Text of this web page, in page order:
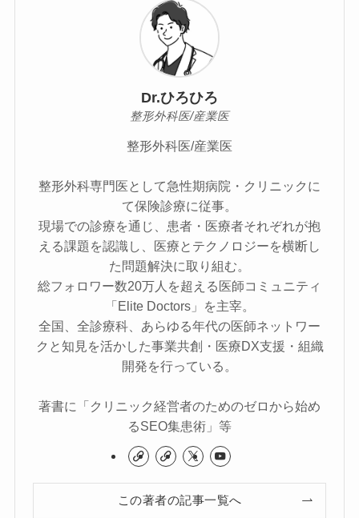
Dr.ひろひろ
整形外科医/産業医
整形外科医/産業医
整形外科専門医として急性期病院・クリニックに
て保険診療に従事。
現場での診療を通じ、患者・医療者それぞれが抱
える課題を認識し、医療とテクノロジーを横断し
た問題解決に取り組む。
総フォロワー数20万人を超える医師コミュニティ
「Elite Doctors」を主宰。
全国、全診療科、あらゆる年代の医師ネットワー
クと知見を活かした事業共創・医療DX支援・組織
開発を行っている。
著書に「クリニック経営者のためのゼロから始め
るSEO集患術」等
この著者の記事一覧へ